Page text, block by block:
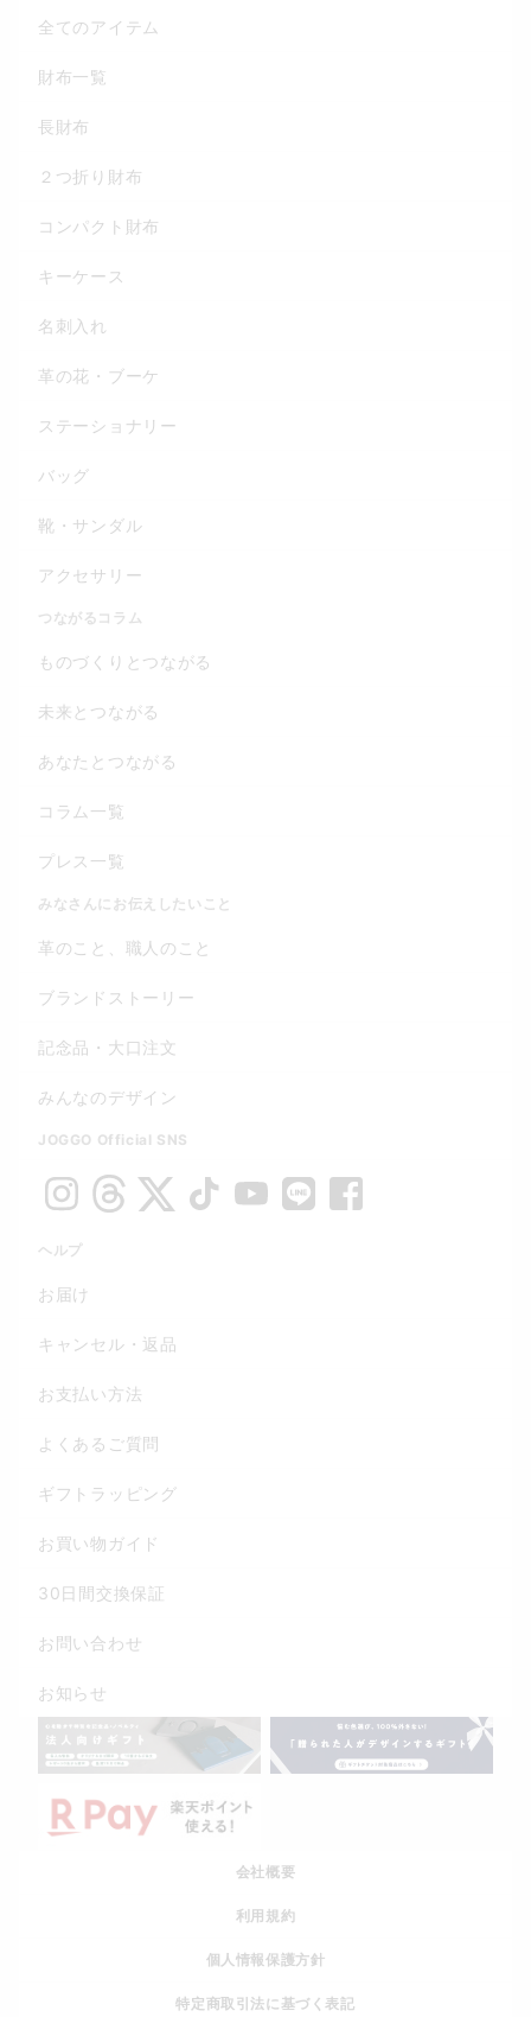
全てのアイテム
財布一覧
長財布
２つ折り財布
コンパクト財布
キーケース
名刺入れ
革の花・ブーケ
ステーショナリー
バッグ
靴・サンダル
アクセサリー
つながるコラム
ものづくりとつながる
未来とつながる
あなたとつながる
コラム一覧
プレス一覧
みなさんにお伝えしたいこと
革のこと、職人のこと
ブランドストーリー
記念品・大口注文
みんなのデザイン
JOGGO Official SNS
ヘルプ
お届け
キャンセル・返品
お支払い方法
よくあるご質問
ギフトラッピング
お買い物ガイド
30日間交換保証
お問い合わせ
お知らせ
会社概要
利用規約
個人情報保護方針
特定商取引法に基づく表記